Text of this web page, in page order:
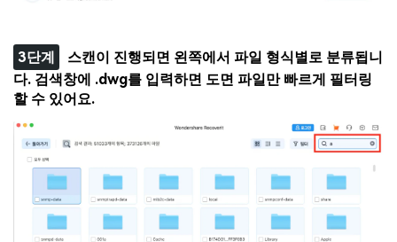
3단계
스캔이 진행되면 왼쪽에서 파일 형식별로 분류됩니
다. 검색창에 .dwg를 입력하면 도면 파일만 빠르게 필터링
할 수 있어요.